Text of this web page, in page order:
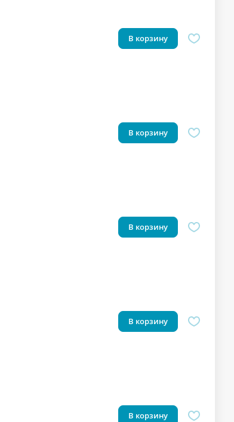
В корзину
В корзину
В корзину
В корзину
В корзину